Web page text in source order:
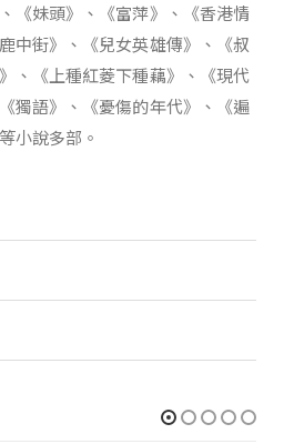
《妹頭》、《富萍》、《香港情
中街》、《兒女英雄傳》、《叔
、《上種紅菱下種藕》、《現代
獨語》、《憂傷的年代》、《遍
小說多部。